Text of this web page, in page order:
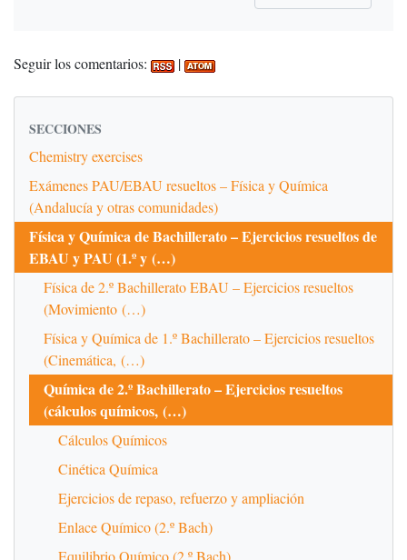
Seguir los comentarios: |
SECCIONES
Chemistry exercises
Exámenes PAU/EBAU resueltos – Física y Química
(Andalucía y otras comunidades)
Física y Química de Bachillerato – Ejercicios resueltos de
EBAU y PAU (1.º y (…)
Física de 2.º Bachillerato EBAU – Ejercicios resueltos
(Movimiento (…)
Física y Química de 1.º Bachillerato – Ejercicios resueltos
(Cinemática, (…)
Química de 2.º Bachillerato – Ejercicios resueltos
(cálculos químicos, (…)
Cálculos Químicos
Cinética Química
Ejercicios de repaso, refuerzo y ampliación
Enlace Químico (2.º Bach)
Equilibrio Químico (2.º Bach)